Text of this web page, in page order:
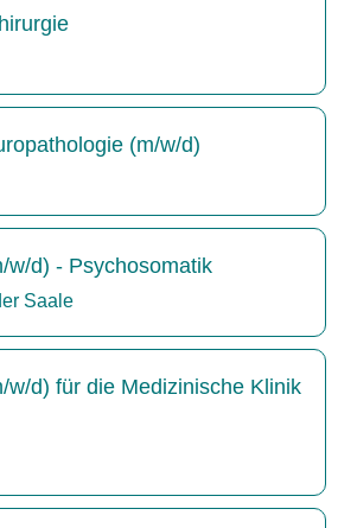
(m/w/d)
w/d) - Psychosomatik
Saale
w/d) für die Medizinische Klinik